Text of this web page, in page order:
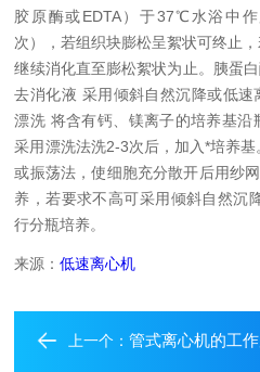
胶原酶或EDTA）于37℃水浴中
次），若组织块膨松呈絮状可终止
继续消化直至膨松絮状为止。胰蛋
去消化液 采用倾斜自然沉降或低速
漂洗 将含有钙、镁离子的培养基沿
采用漂洗法洗2-3次后，加入*培养基
或振荡法，使细胞充分散开后用纱
养，若要求不高可采用倾斜自然沉
行分瓶培养。
来源：低速离心机
上一个：管式离心机的工